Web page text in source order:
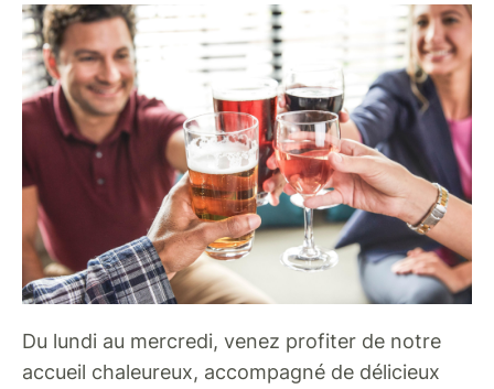
Du lundi au mercredi, venez profiter de notre
accueil chaleureux, accompagné de délicieux